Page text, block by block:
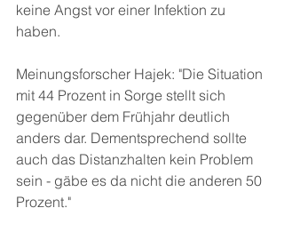
keine Angst vor einer Infektion zu
haben.
Meinungsforscher Hajek: "Die Situation
mit 44 Prozent in Sorge stellt sich
gegenüber dem Frühjahr deutlich
anders dar. Dementsprechend sollte
auch das Distanzhalten kein Problem
sein - gäbe es da nicht die anderen 50
Prozent."